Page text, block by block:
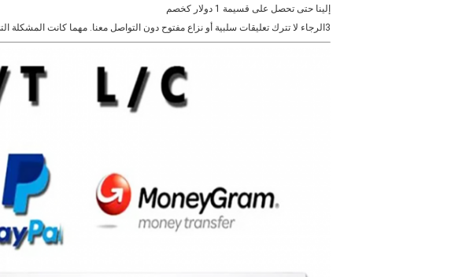
إلينا حتى تحصل على قسيمة 1 دولار كخصم
3الرجاء لا تترك تعليقات سلبية أو نزاع مفتوح دون التواصل معنا. مهما كانت المشكلة التي تواجهها، سنبذل قصارى جهدنا لتوفير حل لك.الرجاء الاتصال بنا قبل ترك أي تعليقات سلبية أو محايدةشكراً على تفهمك